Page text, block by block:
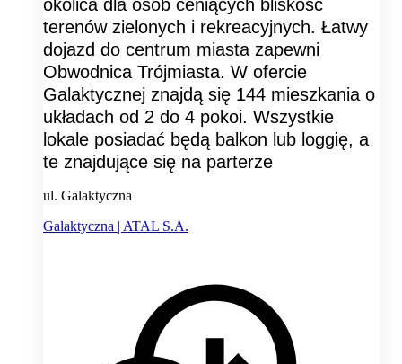
okolica dla osób ceniących bliskość
terenów zielonych i rekreacyjnych. Łatwy
dojazd do centrum miasta zapewni
Obwodnica Trójmiasta. W ofercie
Galaktycznej znajdą się 144 mieszkania o
układach od 2 do 4 pokoi. Wszystkie
lokale posiadać będą balkon lub loggię, a
te znajdujące się na parterze
ul. Galaktyczna
Galaktyczna | ATAL S.A.